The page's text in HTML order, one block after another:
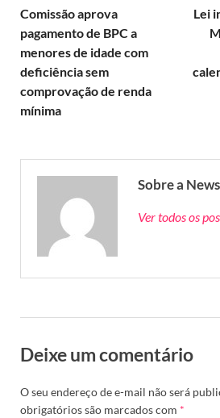
Comissão aprova
pagamento de BPC a
menores de idade com
deficiência sem
comprovação de renda
mínima
Lei
Sobre a
Ver todos os
Deixe um comentário
O seu endereço de e-mail não será
obrigatórios são marcados com *